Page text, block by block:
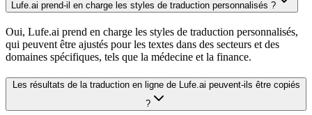
Lufe.ai prend-il en charge les styles de traduction personnalisés ?
Oui, Lufe.ai prend en charge les styles de traduction personnalisés,
qui peuvent être ajustés pour les textes dans des secteurs et des
domaines spécifiques, tels que la médecine et la finance.
Les résultats de la traduction en ligne de Lufe.ai peuvent-ils être copiés
?